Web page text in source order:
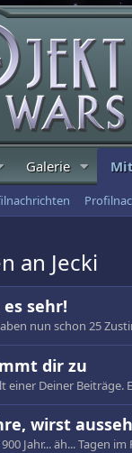
Galerie
an Jecki
sehr!
nun schon 25
dir zu
einer Deiner
wirst
Jahr... äh... Tagen